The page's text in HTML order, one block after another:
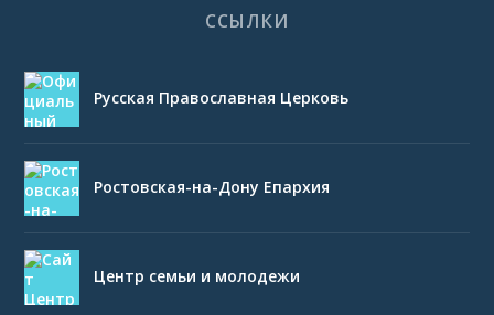
ССЫЛКИ
Русская Православная Церковь
Ростовская-на-Дону Епархия
Центр семьи и молодежи